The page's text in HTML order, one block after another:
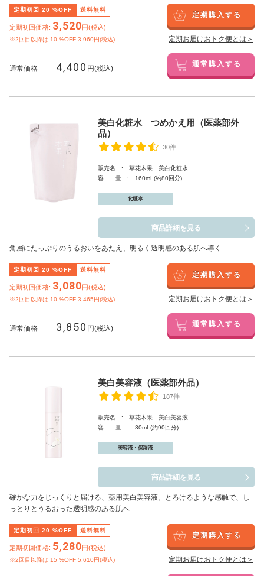
定期初回 20 %OFF 送料無料
定期初回価格: 3,520円(税込)
※2回目以降は 10 %OFF 3,960円(税込)
定期購入する
定期お届けおトク便とは＞
通常価格 4,400 円(税込) 通常購入する
美白化粧水 つめかえ用（医薬部外
品）
30件
販売名 : 草花木果 美白化粧水
容 量 : 160mL(約80回分)
化粧水
商品詳細を見る
角層にたっぷりのうるおいをあたえ、明るく透明感のある肌へ導く
定期初回 20 %OFF 送料無料
定期初回価格: 3,080円(税込)
※2回目以降は 10 %OFF 3,465円(税込)
定期購入する
定期お届けおトク便とは＞
通常価格 3,850 円(税込) 通常購入する
美白美容液（医薬部外品）
187件
販売名 : 草花木果 美白美容液
容 量 : 30mL(約90回分)
美容液・保湿液
商品詳細を見る
確かな力をじっくりと届ける、薬用美白美容液。とろけるような感触で、し
っとりとうるおった透明感のある肌へ
定期初回 20 %OFF 送料無料
定期初回価格: 5,280円(税込)
※2回目以降は 15 %OFF 5,610円(税込)
定期購入する
定期お届けおトク便とは＞